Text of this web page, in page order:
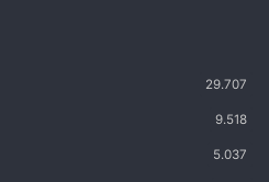
29.707
9.518
5.037